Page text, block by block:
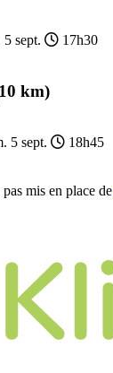
5 sept. 17h30
km)
5 sept.
18h45
mis en place de